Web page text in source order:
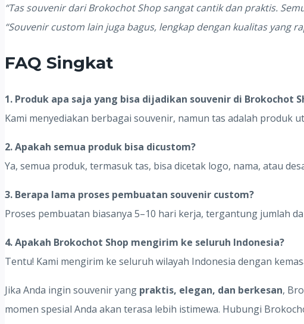
“Tas souvenir dari Brokochot Shop sangat cantik dan praktis.
“Souvenir custom lain juga bagus, lengkap dengan kualitas yang
FAQ Singkat
1. Produk apa saja yang bisa dijadikan souvenir di Brokochot
Kami menyediakan berbagai souvenir, namun tas adalah produk
2. Apakah semua produk bisa dicustom?
Ya, semua produk, termasuk tas, bisa dicetak logo, nama, atau
3. Berapa lama proses pembuatan souvenir custom?
Proses pembuatan biasanya 5–10 hari kerja, tergantung jumlah
4. Apakah Brokochot Shop mengirim ke seluruh Indonesia?
Tentu! Kami mengirim ke seluruh wilayah Indonesia dengan
Jika Anda ingin souvenir yang praktis, elegan, dan berkesan,
momen spesial Anda akan terasa lebih istimewa. Hubungi